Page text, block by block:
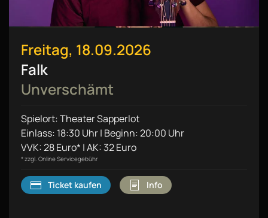
Freitag, 18.09.2026
Falk
Unverschämt
Spielort: Theater Sapperlot
Einlass: 18:30 Uhr | Beginn: 20:00 Uhr
VVK: 28 Euro* | AK: 32 Euro
* zzgl. Online Servicegebühr
Ticket kaufen Info